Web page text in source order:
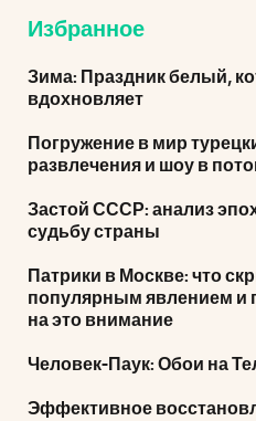
Избранное
Зима: Праздник белый,
вдохновляет
Погружение в мир
развлечения и шоу в
Застой СССР: анализ
судьбу страны
Патрики в Москве: что
популярным явлением и
на это внимание
Человек-Паук: Обои на
Эффективное